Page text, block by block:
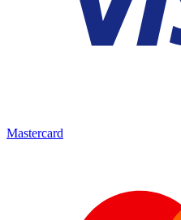
Mastercard